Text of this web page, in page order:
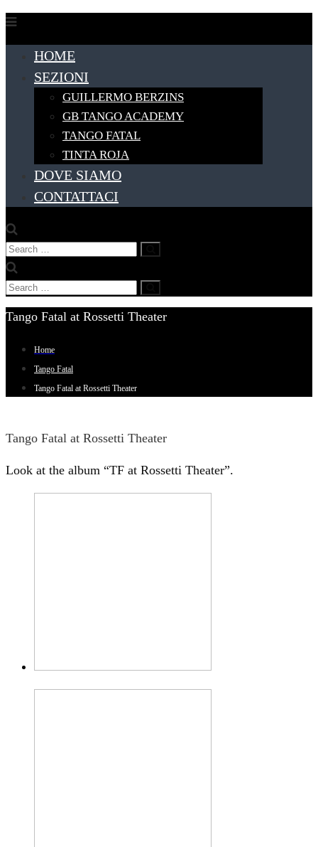
Skip
contentHOME
SEZIONI
GUILLERMO BERZINS
GB TANGO ACADEMY
TANGO FATAL
TINTA ROJA
DOVE SIAMO
CONTATTACI
Search
for:
Search
for:
Tango Fatal at Rossetti Theater
Home
Tango Fatal
Tango Fatal at Rossetti Theater
Tango Fatal at Rossetti Theater
Look at the album “TF at Rossetti Theater”.